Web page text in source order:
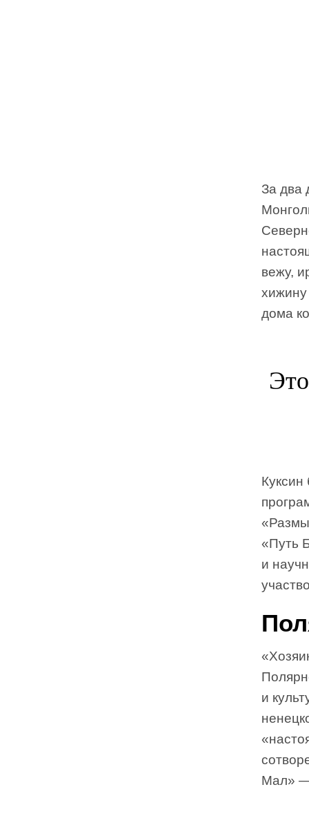
За два
вежу,
хижину
дома
«Путь
и
и
Мал» —